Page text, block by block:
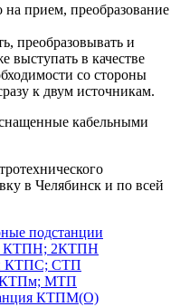
на прием, преобразование
преобразовывать и
выступать в качестве
со стороны
к двум источникам.
кабельными
в Челябинск и по всей
подстанции
КТПН; 2КТПН
КТПС; СТП
КТПм; МТП
КТПМ(О)